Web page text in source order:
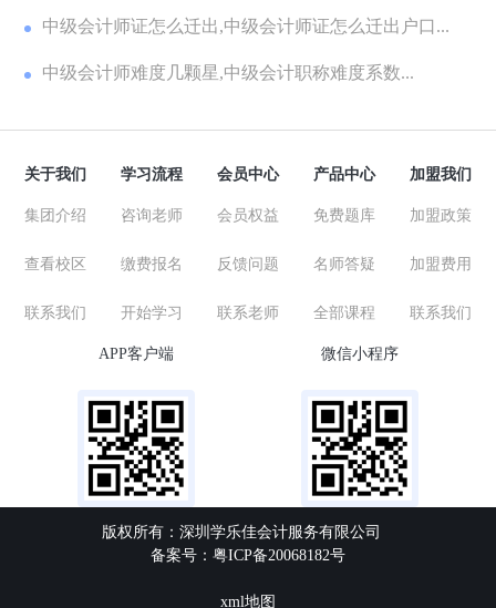
中级会计师证怎么迁出,中级会计师证怎么迁出户口...
中级会计师难度几颗星,中级会计职称难度系数...
关于我们
集团介绍
查看校区
联系我们
学习流程
咨询老师
缴费报名
开始学习
会员中心
会员权益
反馈问题
联系老师
产品中心
免费题库
名师答疑
全部课程
加盟我们
加盟政策
加盟费用
联系我们
APP客户端 微信小程序
版权所有：深圳学乐佳会计服务有限公司
备案号：粤ICP备20068182号
xml地图